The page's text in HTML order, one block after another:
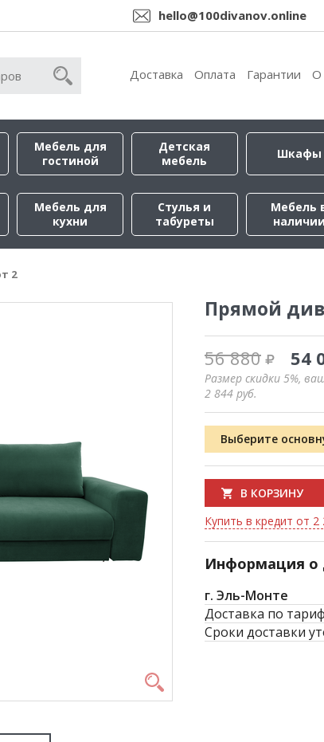
hello@100divanov.online
Доставка Оплата Гарантии О
Мебель для
гостиной
Детская
мебель
Шкафы
Мебель для
кухни
Стулья и
табуреты
Мебель
наличии
2
Прямой
56 880 54
Размер скидки 5%,
2 844 руб.
Выберите
В КОРЗИНУ
Купить в кредит от
Информация о
г. Эль-Монте
Доставка по
Сроки доставки